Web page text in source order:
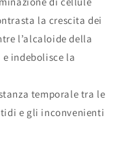
la crescita dei
l’alcaloide della
indebolisce la
temporale tra le
e gli inconvenienti